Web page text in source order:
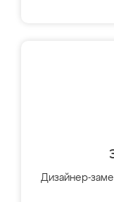
Дизайнер-